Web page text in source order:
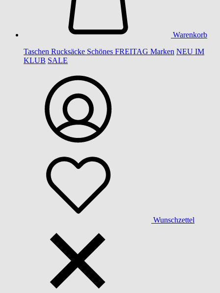
Warenkorb
Taschen Rucksäcke Schönes FREITAG Marken NEU IM
KLUB SALE
Wunschzettel